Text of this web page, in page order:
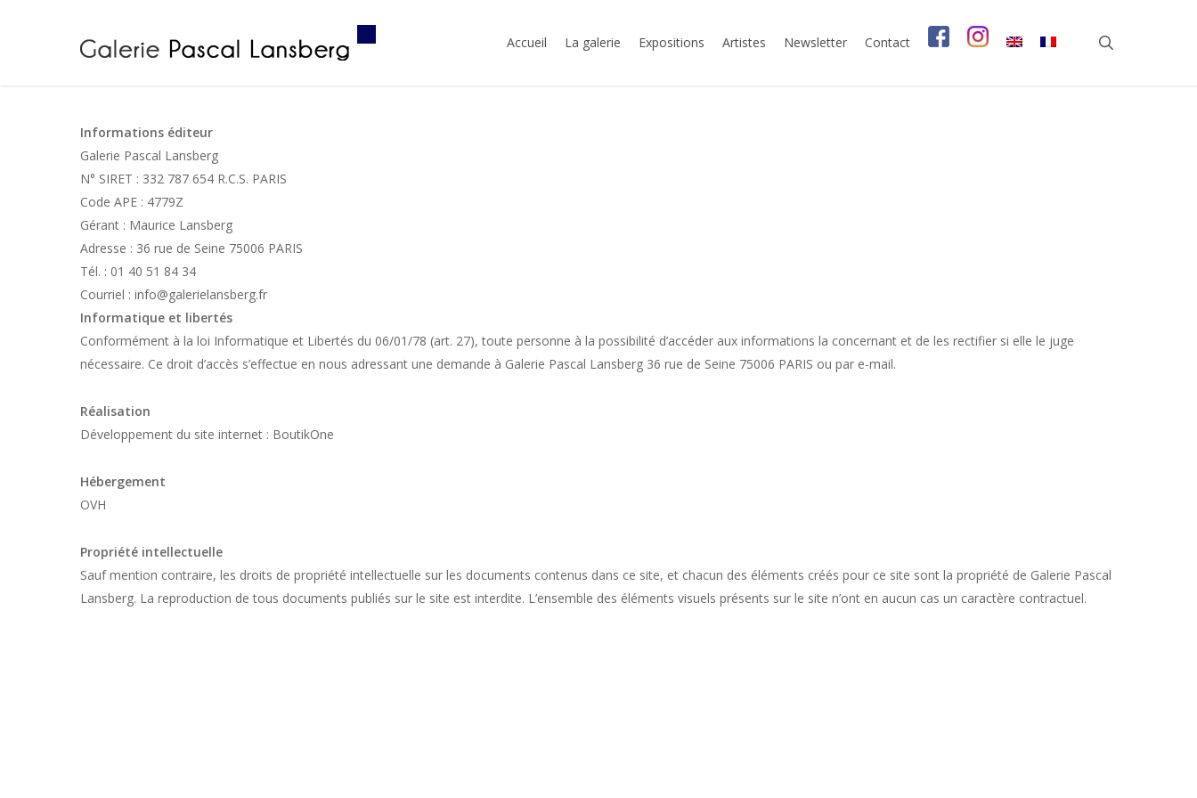
Accueil La galerie Expositions Artistes Newsletter Contact
Informations éditeur
Galerie Pascal Lansberg
N° SIRET : 332 787 654 R.C.S. PARIS
Code APE : 4779Z
Gérant : Maurice Lansberg
Adresse : 36 rue de Seine 75006 PARIS
Tél. : 01 40 51 84 34
Courriel : info@galerielansberg.fr
Informatique et libertés
Conformément à la loi Informatique et Libertés du 06/01/78 (art. 27), toute personne à la possibilité d’accéder aux informations la concernant et de les rectifier si elle le juge
nécessaire. Ce droit d’accès s’effectue en nous adressant une demande à Galerie Pascal Lansberg 36 rue de Seine 75006 PARIS ou par e-mail.
Réalisation
Développement du site internet : BoutikOne
Hébergement
OVH
Propriété intellectuelle
Sauf mention contraire, les droits de propriété intellectuelle sur les documents contenus dans ce site, et chacun des éléments créés pour ce site sont la propriété de Galerie Pascal
Lansberg. La reproduction de tous documents publiés sur le site est interdite. L’ensemble des éléments visuels présents sur le site n’ont en aucun cas un caractère contractuel.